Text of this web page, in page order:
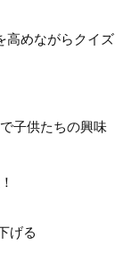
高めながらクイズ
子供たちの興味
げる